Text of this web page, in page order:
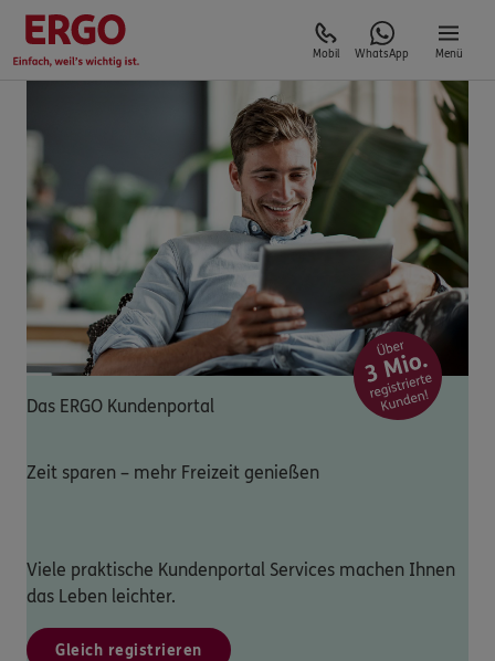
Mobil WhatsApp Menü
Das ERGO Kundenportal
Zeit sparen – mehr Freizeit genießen
Viele praktische Kundenportal Services machen Ihnen
das Leben leichter.
Gleich registrieren